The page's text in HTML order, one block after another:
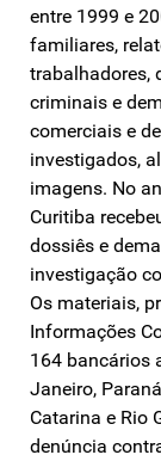
entre 1999 e
familiares,
trabalhadores,
criminais e
comerciais e
investigados,
imagens. No
Curitiba
dossiês e
investigação
Os materiais,
Informações
164 bancários
Janeiro,
Catarina e Rio
denúncia